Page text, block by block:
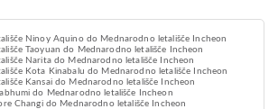
Ninoy Aquino do Mednarodno letališče Incheon
Taoyuan do Mednarodno letališče Incheon
Narita do Mednarodno letališče Incheon
Kota Kinabalu do Mednarodno letališče Incheon
Kansai do Mednarodno letališče Incheon
do Mednarodno letališče Incheon
Changi do Mednarodno letališče Incheon